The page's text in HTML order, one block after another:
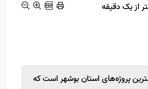
از یک دقیقه
پروژه‌های استان بوشهر است که